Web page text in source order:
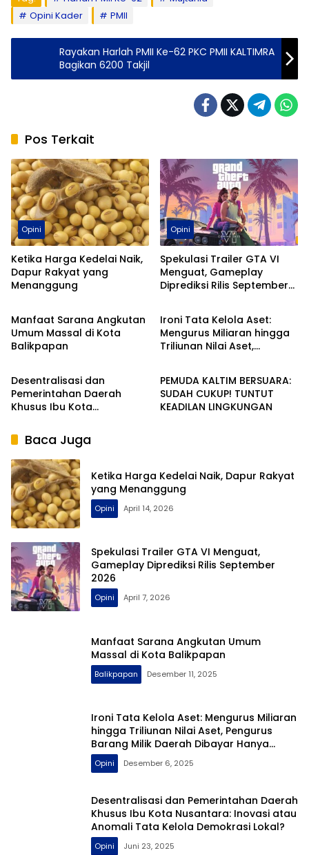
Opini Kader
PMII
Rayakan Harlah PMII Ke-62 PKC PMII KALTIMRA
Bagikan 6200 Takjil
Pos Terkait
Opini
Ketika Harga Kedelai Naik,
Dapur Rakyat yang
Menanggung
Opini
Spekulasi Trailer GTA VI
Menguat, Gameplay
Diprediksi Rilis September
Balikpapan
Manfaat Sarana Angkutan
Umum Massal di Kota
Balikpapan
Opini
Ironi Tata Kelola Aset:
Mengurus Miliaran hingga
Triliunan Nilai Aset,
Ratusan Ribu
Opini
Desentralisasi dan
Pemerintahan Daerah
Khusus Ibu Kota
Anomali Tata Kelola
Demokrasi Lokal?
Opini
PEMUDA KALTIM BERSUARA:
SUDAH CUKUP! TUNTUT
KEADILAN LINGKUNGAN
Baca Juga
Ketika Harga Kedelai Naik, Dapur Rakyat
yang Menanggung
Opini April 14, 2026
Spekulasi Trailer GTA VI Menguat,
Gameplay Diprediksi Rilis September
2026
Opini April 7, 2026
Manfaat Sarana Angkutan Umum
Massal di Kota Balikpapan
Balikpapan Desember 11, 2025
Ironi Tata Kelola Aset: Mengurus Miliaran
hingga Triliunan Nilai Aset, Pengurus
Barang Milik Daerah Dibayar Hanya
Ratusan Ribu
Opini Desember 6, 2025
Desentralisasi dan Pemerintahan Daerah
Khusus Ibu Kota Nusantara: Inovasi atau
Anomali Tata Kelola Demokrasi Lokal?
Opini Juni 23, 2025